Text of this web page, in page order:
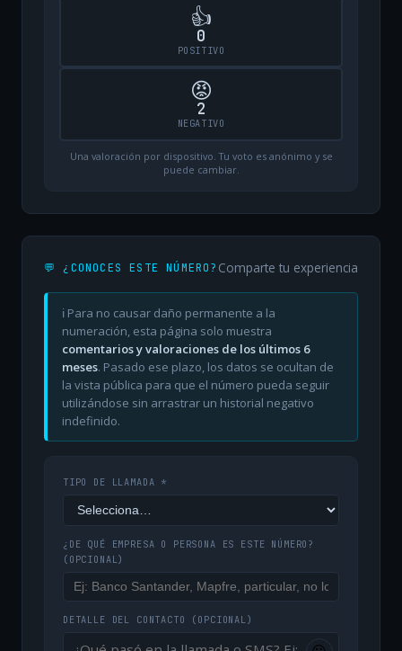
👍
0
POSITIVO
😡
2
NEGATIVO
Una valoración por dispositivo. Tu voto es anónimo y se
puede cambiar.
💬 ¿CONOCES ESTE NÚMERO? Comparte tu experiencia
ℹ️ Para no causar daño permanente a la
numeración, esta página solo muestra
comentarios y valoraciones de los últimos 6
meses. Pasado ese plazo, los datos se ocultan de
la vista pública para que el número pueda seguir
utilizándose sin arrastrar un historial negativo
indefinido.
TIPO DE LLAMADA *
¿DE QUÉ EMPRESA O PERSONA ES ESTE NÚMERO?
(OPCIONAL)
DETALLE DEL CONTACTO (OPCIONAL)